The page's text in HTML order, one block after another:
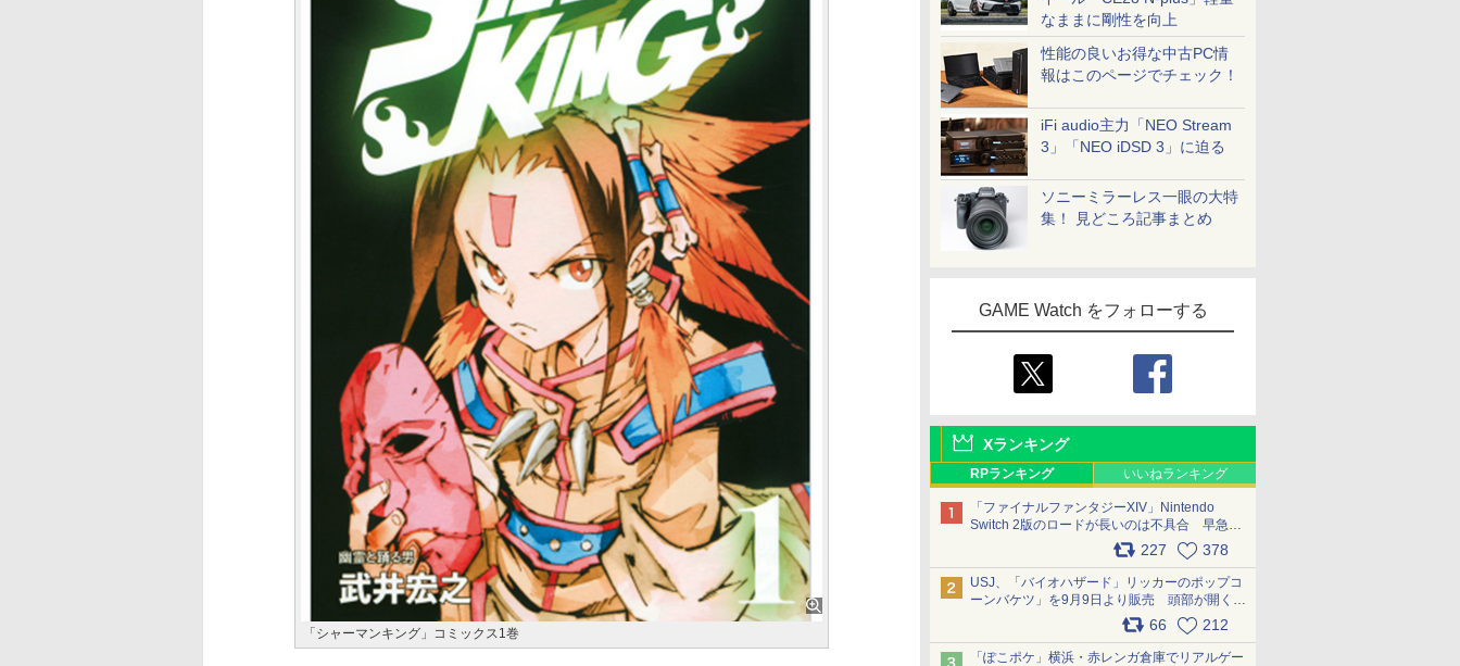
なままに剛性を向上
性能の良いお得な中古PC情
報はこのページでチェック！
iFi audio主力「NEO Stream
3」「NEO iDSD 3」に迫る
ソニーミラーレス一眼の大特
集！ 見どころ記事まとめ
GAME Watch をフォローする
Xランキング
RPランキング いいねランキング
「ファイナルファンタジーXIV」Nintendo
Switch 2版のロードが長いのは不具合 早急に
アップデートできるよう対応中227 378
USJ、「バイオハザード」リッカーのポップコ
ーンバケツ」を9月9日より販売 頭部が開く仕
組み。味は恐怖を堪のう「味噌フレーバー」
66 212
「ぽこポケ」横浜・赤レンガ倉庫でリアルゲー
「シャーマンキング」コミックス1巻